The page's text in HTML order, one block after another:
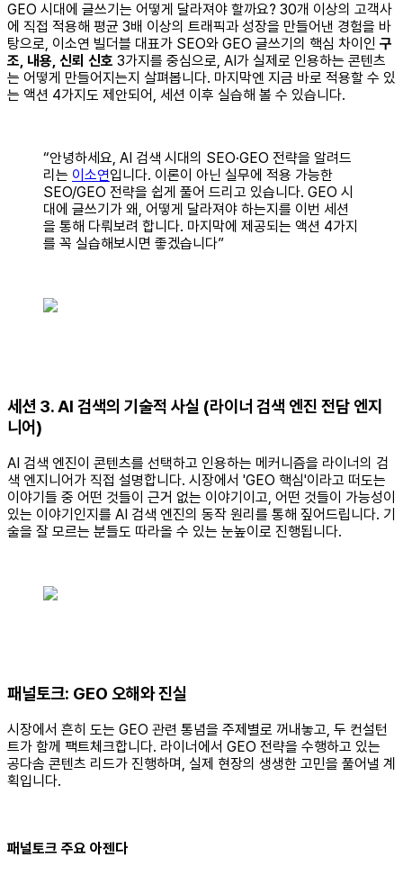
GEO 시대에 글쓰기는 어떻게 달라져야 할까요? 30개 이상의 고객사
에 직접 적용해 평균 3배 이상의 트래픽과 성장을 만들어낸 경험을 바
탕으로, 이소연 빌더블 대표가 SEO와 GEO 글쓰기의 핵심 차이인 구
조, 내용, 신뢰 신호 3가지를 중심으로, AI가 실제로 인용하는 콘텐츠
는 어떻게 만들어지는지 살펴봅니다. 마지막엔 지금 바로 적용할 수 있
는 액션 4가지도 제안되어, 세션 이후 실습해 볼 수 있습니다.
“안녕하세요, AI 검색 시대의 SEO·GEO 전략을 알려드
리는 이소연입니다. 이론이 아닌 실무에 적용 가능한
SEO/GEO 전략을 쉽게 풀어 드리고 있습니다. GEO 시
대에 글쓰기가 왜, 어떻게 달라져야 하는지를 이번 세션
을 통해 다뤄보려 합니다. 마지막에 제공되는 액션 4가지
를 꼭 실습해보시면 좋겠습니다”
세션 3. AI 검색의 기술적 사실 (라이너 검색 엔진 전담 엔지
니어)
AI 검색 엔진이 콘텐츠를 선택하고 인용하는 메커니즘을 라이너의 검
색 엔지니어가 직접 설명합니다. 시장에서 'GEO 핵심'이라고 떠도는
이야기들 중 어떤 것들이 근거 없는 이야기이고, 어떤 것들이 가능성이
있는 이야기인지를 AI 검색 엔진의 동작 원리를 통해 짚어드립니다. 기
술을 잘 모르는 분들도 따라올 수 있는 눈높이로 진행됩니다.
패널토크: GEO 오해와 진실
시장에서 흔히 도는 GEO 관련 통념을 주제별로 꺼내놓고, 두 컨설턴
트가 함께 팩트체크합니다. 라이너에서 GEO 전략을 수행하고 있는
공다솜 콘텐츠 리드가 진행하며, 실제 현장의 생생한 고민을 풀어낼 계
획입니다.
패널토크 주요 아젠다